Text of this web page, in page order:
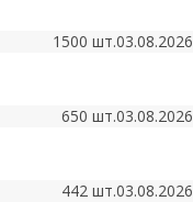
1500 шт.03.08.2026
650 шт.03.08.2026
442 шт.03.08.2026